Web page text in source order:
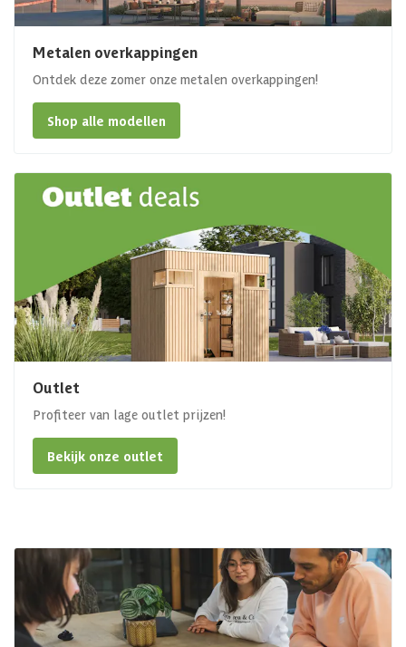
Metalen overkappingen
Ontdek deze zomer onze metalen overkappingen!
Shop alle modellen
Outlet
Profiteer van lage outlet prijzen!
Bekijk onze outlet